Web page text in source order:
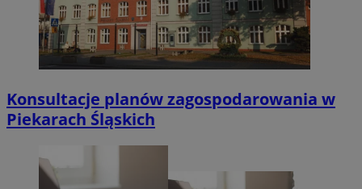
Konsultacje planów zagospodarowania w
Piekarach Śląskich